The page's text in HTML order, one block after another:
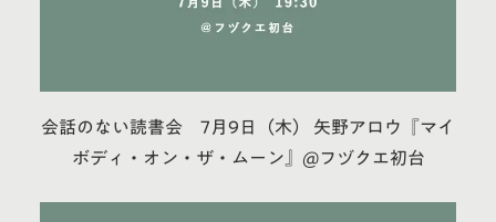
会話のない読書会 7月9日（木） 矢野アロウ『マイ
ボディ・オン・ザ・ムーン』@フヅクエ初台